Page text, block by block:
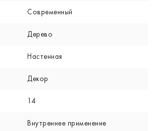
Современный
Дерево
Настенная
Декор
14
Внутреннее применение